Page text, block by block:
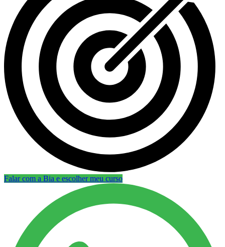
Falar com a Bia e escolher meu curso